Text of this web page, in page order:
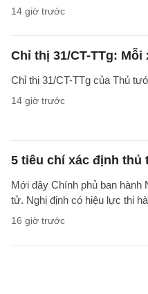
14 giờ trước
Chỉ thị 31/CT-TTg:
Chỉ thị 31/CT-TTg của Thủ
14 giờ trước
5 tiêu chí xác định
Mới đây Chính phủ ban hành
tử. Nghị định có hiệu lực thi
16 giờ trước